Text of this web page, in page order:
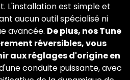
L'installation est simple et
aucun outil spécialisé ni
avancée. De plus, nos Tune
réversibles, vous
aux réglages d'origine en
conduite puissante, avec